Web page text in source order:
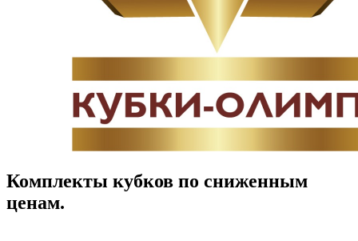
Комплекты кубков по сниженным
ценам.